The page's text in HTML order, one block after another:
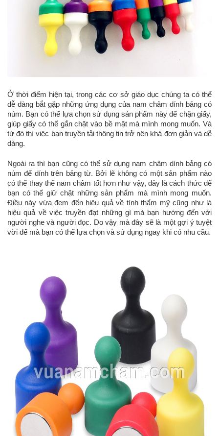
Ở thời điểm hiện tại, trong các cơ sở giáo dục chúng ta có thể
dễ dàng bắt gặp những ứng dụng của nam châm dính bảng có
núm. Bạn có thể lựa chọn sử dụng sản phẩm này để chặn giấy,
giúp giấy có thể gắn chặt vào bề mặt mà mình mong muốn. Và
từ đó thì việc bạn truyền tải thông tin trở nên khá đơn giản và dễ
dàng.
Ngoài ra thì bạn cũng có thể sử dụng nam châm dính bảng có
núm để dính trên bảng từ. Bởi lẽ không có một sản phẩm nào
có thể thay thế nam châm tốt hơn như vậy, đây là cách thức để
bạn có thể giữ chặt những sản phẩm mà mình mong muốn.
Điều này vừa đem đến hiệu quả về tính thẩm mỹ cũng như là
hiệu quả về việc truyền đạt những gì mà bạn hướng đến với
người nghe và người đọc. Do vậy mà đây sẽ là một gợi ý tuyệt
vời để mà bạn có thể lựa chọn và sử dụng ngay khi có nhu cầu.